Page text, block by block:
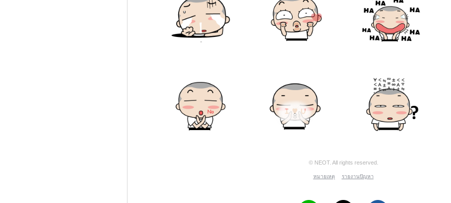
© NEOT. All rights reserved.
หมายเหตุ รายงานปัญหา